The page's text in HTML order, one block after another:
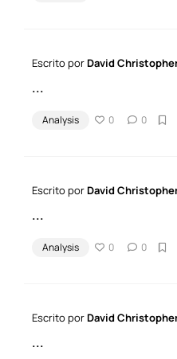
Escrito porDavid
...
Analysis 0 0
Escrito porDavid
...
Analysis 0 0
Escrito porDavid
...